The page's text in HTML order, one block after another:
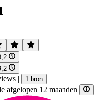
| 1 bron
afgelopen 12 maanden